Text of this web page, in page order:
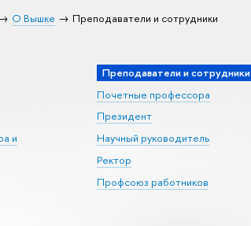
О Вышке Преподаватели и сотрудники
и
Преподаватели и сотрудники
Почетные профессора
Президент
Научный руководитель
Ректор
Профсоюз работников